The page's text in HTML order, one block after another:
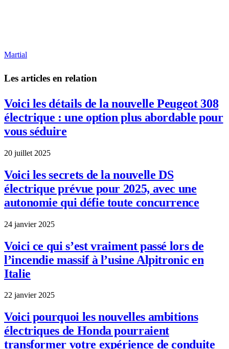
Martial
Les articles en relation
Voici les détails de la nouvelle Peugeot 308
électrique : une option plus abordable pour
vous séduire
20 juillet 2025
Voici les secrets de la nouvelle DS
électrique prévue pour 2025, avec une
autonomie qui défie toute concurrence
24 janvier 2025
Voici ce qui s’est vraiment passé lors de
l’incendie massif à l’usine Alpitronic en
Italie
22 janvier 2025
Voici pourquoi les nouvelles ambitions
électriques de Honda pourraient
transformer votre expérience de conduite